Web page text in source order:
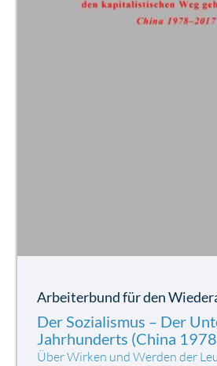
Arbeiterbund für den
Der Sozialismus – Der
Jahrhunderts (China
Über Wirken und Werden der